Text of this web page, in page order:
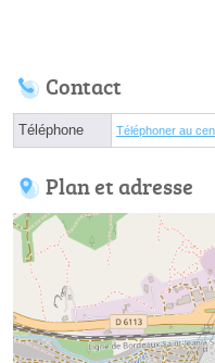
Contact
Téléphone Téléphoner au
Plan et adresse